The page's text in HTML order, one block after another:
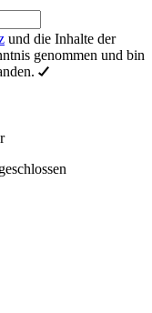
und die Inhalte der
genommen und bin